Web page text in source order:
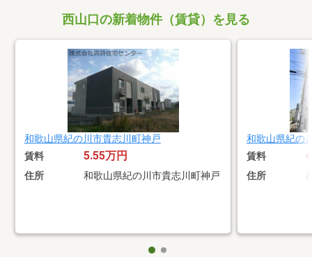
西山口の新着物件（賃貸）を見る
和歌山県紀の川市貴志川町神戸
賃料 5.55万円
住所 和歌山県紀の川市貴志川町神戸
和歌山県紀の
賃料
住所